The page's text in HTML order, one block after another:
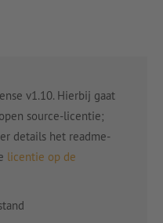
v1.10. Hierbij gaat
source-licentie;
details het readme-
licentie op de